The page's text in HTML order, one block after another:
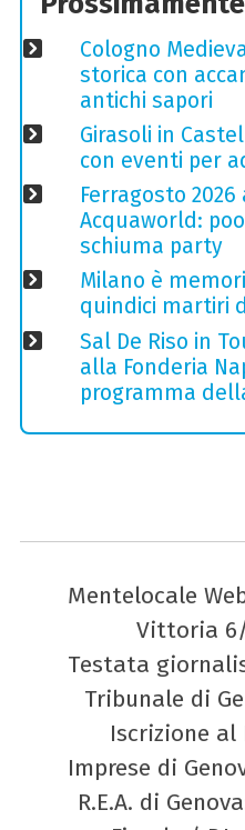
Cologno
storica con
antichi sapori
Girasoli in
con eventi per
Ferragosto 2026
Acquaworld:
schiuma party
Milano è
quindici martiri
Sal De Riso in
alla Fonderia
programma
Mentelocale
Vittoria
Testata
Tribunale di
Iscrizione al
Imprese di
R.E.A. di